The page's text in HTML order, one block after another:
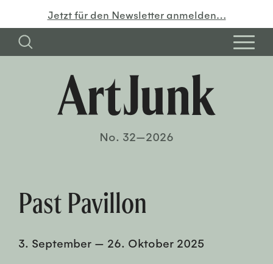
Jetzt für den Newsletter anmelden…
No. 32—2026
Past Pavillon
3. September — 26. Oktober 2025